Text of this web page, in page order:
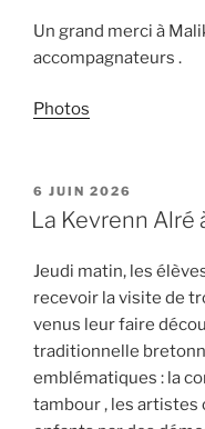
Un grand merci à
accompagnateurs .
Photos
PUBLIÉ
LE
6 JUIN 2026
La Kevrenn Alré
Jeudi matin, les
recevoir la visite de
venus leur faire
traditionnelle
emblématiques : la
tambour , les artistes